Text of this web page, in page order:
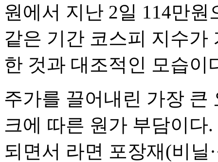
원에서 지난 2일 114만
같은 기간 코스피 지수가
한 것과 대조적인 모습이
주가를 끌어내린 가장 큰
크에 따른 원가 부담이다
되면서 라면 포장재(비닐